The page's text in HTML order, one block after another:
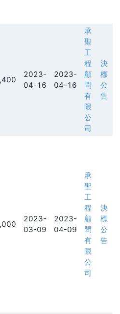
2023-
04-16
2023-
04-16
承
聖
工
程
顧
問
有
限
公
司
決
標
公
告
2023-
03-09
2023-
04-09
承
聖
工
程
顧
問
有
限
公
司
決
標
公
告